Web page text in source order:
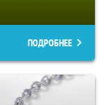
ПОДРОБНЕЕ